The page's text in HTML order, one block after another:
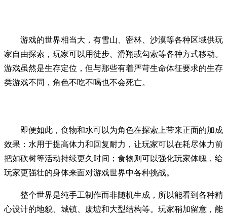
游戏的世界相当大，有雪山、密林、沙漠等各种区域供玩
家自由探索，玩家可以用徒步、滑翔或勾索等各种方式移动。
游戏虽然是生存定位，但与那些有着严苛生命体征要求的生存
类游戏不同，角色不吃不喝也不会死亡。
即便如此，食物和水可以为角色在探索上带来正面的加成
效果：水用于提高体力和回复耐力，让玩家可以在耗尽体力前
把如砍树等活动持续更久时间；食物则可以强化玩家体魄，给
玩家更强壮的身体来面对游戏世界中各种挑战。
整个世界是纯手工制作而非随机生成，所以能看到各种精
心设计的地貌、城镇、废墟和大型结构等。玩家稍加留意，能